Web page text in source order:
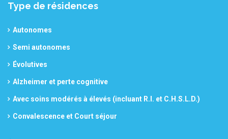
Type de résidences
Autonomes
Semi autonomes
Évolutives
Alzheimer et perte cognitive
Avec soins modérés à élevés (incluant R.I. et C.H.S.L.D.)
Convalescence et Court séjour